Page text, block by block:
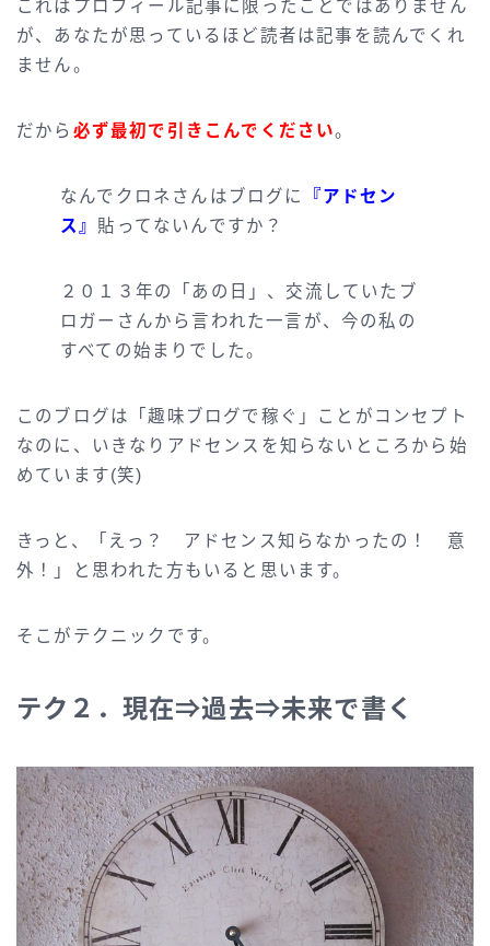
これはプロフィール記事に限ったことではありません
が、あなたが思っているほど読者は記事を読んでくれ
ません。
だから 必ず最初で引きこんでください。
なんでクロネさんはブログに
『アドセン
ス』 貼ってないんですか？
２０１３年の「あの日」、交流していたブ
ロガーさんから言われた一言が、今の私の
すべての始まりでした。
このブログは「趣味ブログで稼ぐ」ことがコンセプト
なのに、いきなりアドセンスを知らないところから始
めています(笑)
きっと、「えっ？ アドセンス知らなかったの！ 意
外！」と思われた方もいると思います。
そこがテクニックです。
テク２．現在⇒過去⇒未来で書く